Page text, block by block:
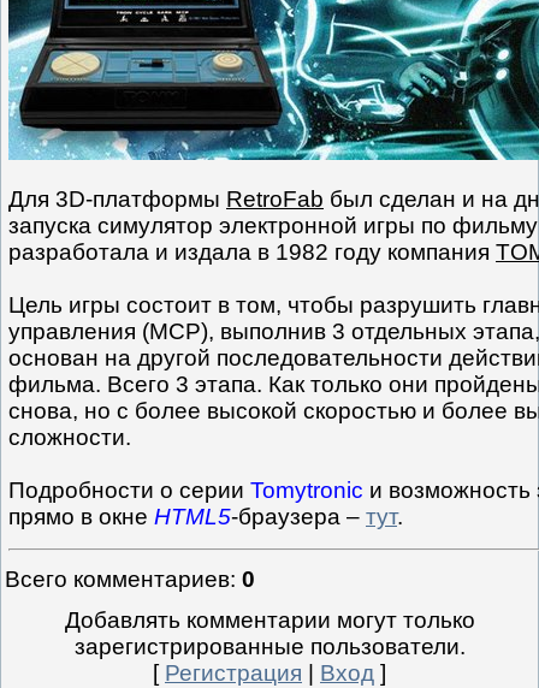
Для 3D-платформы RetroFab был сделан и на
запуска симулятор электронной игры по
разработала и издала в 1982 году компания
Цель игры состоит в том, чтобы разрушить
управления (MCP), выполнив 3 отдельных
основан на другой последовательности
фильма. Всего 3 этапа. Как только они
снова, но с более высокой скоростью и более
сложности.
Подробности о серии Tomytronic и возможность
прямо в окне HTML5-браузера – тут.
Всего комментариев: 0
Добавлять комментарии могут только
зарегистрированные пользователи.
[ Регистрация Вход ]